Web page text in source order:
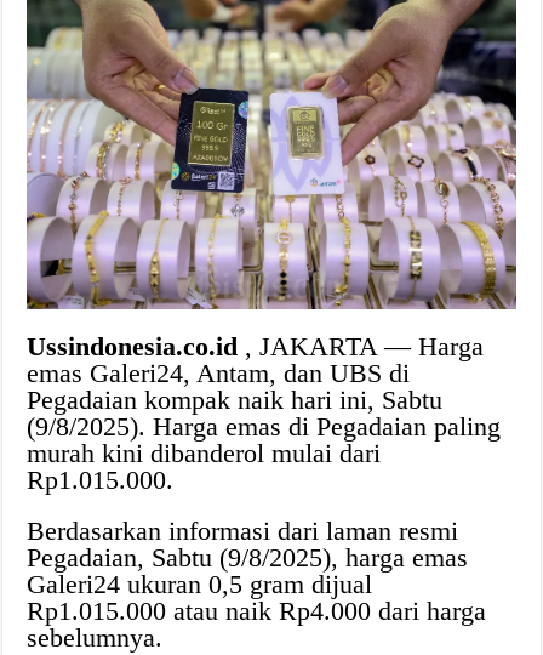
Ussindonesia.co.id , JAKARTA — Harga
emas Galeri24, Antam, dan UBS di
Pegadaian kompak naik hari ini, Sabtu
(9/8/2025). Harga emas di Pegadaian paling
murah kini dibanderol mulai dari
Rp1.015.000.
Berdasarkan informasi dari laman resmi
Pegadaian, Sabtu (9/8/2025), harga emas
Galeri24 ukuran 0,5 gram dijual
Rp1.015.000 atau naik Rp4.000 dari harga
sebelumnya.